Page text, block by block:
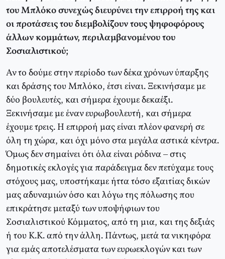
του Μπλόκο συνεχώς διευρύνει την επιρροή της και
οι προτάσεις του διεμβολίζουν τους ψηφοφόρους
άλλων κομμάτων, περιλαμβανομένου του
Σοσιαλιστικού;
Αν το δούμε στην περίοδο των δέκα χρόνων ύπαρξης
και δράσης του Μπλόκο, έτσι είναι. Ξεκινήσαμε με
δύο βουλευτές, και σήμερα έχουμε δεκαέξι.
Ξεκινήσαμε με έναν ευρωβουλευτή, και σήμερα
έχουμε τρεις. Η επιρροή μας είναι πλέον φανερή σε
όλη τη χώρα, και όχι μόνο στα μεγάλα αστικά κέντρα.
Όμως δεν σημαίνει ότι όλα είναι ρόδινα – στις
δημοτικές εκλογές για παράδειγμα δεν πετύχαμε τους
στόχους μας, υποστήκαμε ήττα τόσο εξαιτίας δικών
μας αδυναμιών όσο και λόγω της πόλωσης που
επικράτησε μεταξύ των υποψήφιων του
Σοσιαλιστικού Κόμματος, από τη μια, και της δεξιάς
ή του Κ.Κ. από την άλλη. Πάντως, μετά τα νικηφόρα
για εμάς αποτελέσματα των ευρωεκλογών και των